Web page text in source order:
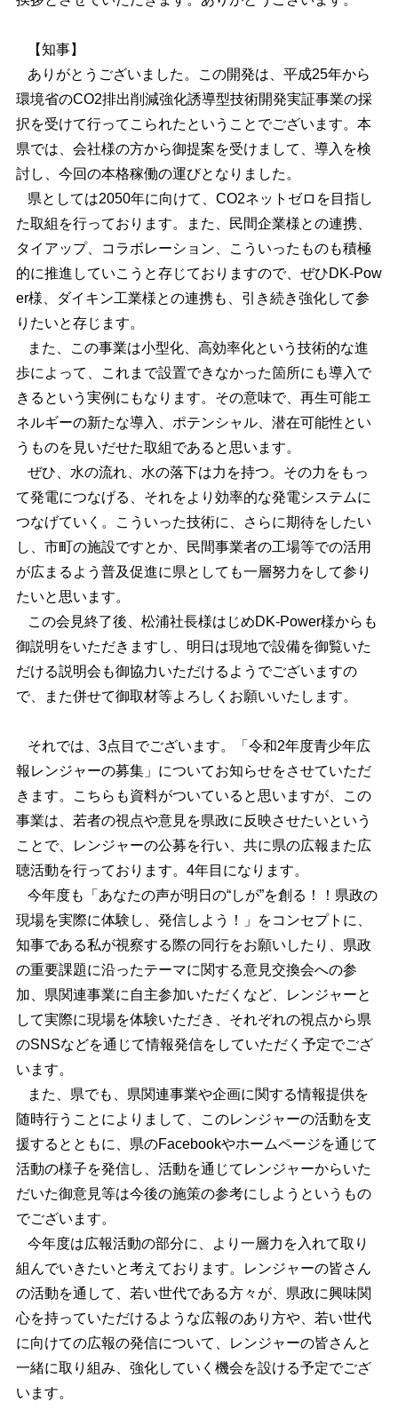
【知事】
ありがとうございました。この開発は、平成25年から
環境省のCO2排出削減強化誘導型技術開発実証事業の採
択を受けて行ってこられたということでございます。本
県では、会社様の方から御提案を受けまして、導入を検
討し、今回の本格稼働の運びとなりました。
県としては2050年に向けて、CO2ネットゼロを目指し
た取組を行っております。また、民間企業様との連携、
タイアップ、コラボレーション、こういったものも積極
的に推進していこうと存じておりますので、ぜひDK-Pow
er様、ダイキン工業様との連携も、引き続き強化して参
りたいと存じます。
また、この事業は小型化、高効率化という技術的な進
歩によって、これまで設置できなかった箇所にも導入で
きるという実例にもなります。その意味で、再生可能エ
ネルギーの新たな導入、ポテンシャル、潜在可能性とい
うものを見いだせた取組であると思います。
ぜひ、水の流れ、水の落下は力を持つ。その力をもっ
て発電につなげる、それをより効率的な発電システムに
つなげていく。こういった技術に、さらに期待をしたい
し、市町の施設ですとか、民間事業者の工場等での活用
が広まるよう普及促進に県としても一層努力をして参り
たいと思います。
この会見終了後、松浦社長様はじめDK-Power様からも
御説明をいただきますし、明日は現地で設備を御覧いた
だける説明会も御協力いただけるようでございますの
で、また併せて御取材等よろしくお願いいたします。
それでは、3点目でございます。「令和2年度青少年広
報レンジャーの募集」についてお知らせをさせていただ
きます。こちらも資料がついていると思いますが、この
事業は、若者の視点や意見を県政に反映させたいという
ことで、レンジャーの公募を行い、共に県の広報また広
聴活動を行っております。4年目になります。
今年度も「あなたの声が明日の“しが”を創る！！県政の
現場を実際に体験し、発信しよう！」をコンセプトに、
知事である私が視察する際の同行をお願いしたり、県政
の重要課題に沿ったテーマに関する意見交換会への参
加、県関連事業に自主参加いただくなど、レンジャーと
して実際に現場を体験いただき、それぞれの視点から県
のSNSなどを通じて情報発信をしていただく予定でござ
います。
また、県でも、県関連事業や企画に関する情報提供を
随時行うことによりまして、このレンジャーの活動を支
援するとともに、県のFacebookやホームページを通じて
活動の様子を発信し、活動を通じてレンジャーからいた
だいた御意見等は今後の施策の参考にしようというもの
でございます。
今年度は広報活動の部分に、より一層力を入れて取り
組んでいきたいと考えております。レンジャーの皆さん
の活動を通して、若い世代である方々が、県政に興味関
心を持っていただけるような広報のあり方や、若い世代
に向けての広報の発信について、レンジャーの皆さんと
一緒に取り組み、強化していく機会を設ける予定でござ
います。